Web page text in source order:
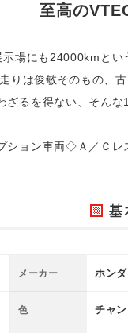
至高の
場にも24000kmと
りは俊敏そのもの、
るを得ない、そんな
ン車両◇Ａ／Ｃレ
メーカー ホンダ
色 チャ